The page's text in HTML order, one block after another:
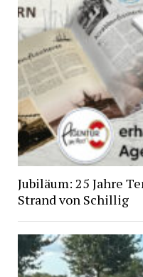
Jubiläum: 25 Jahre
Strand von Schillig